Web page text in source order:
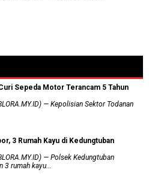
Sepeda Motor Terancam 5 Tahun
— Kepolisian Sektor Todanan
3 Rumah Kayu di Kedungtuban
— Polsek Kedungtuban
3 rumah kayu...